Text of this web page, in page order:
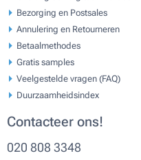
Bezorging en Postsales
Annulering en Retourneren
Betaalmethodes
Gratis samples
Veelgestelde vragen (FAQ)
Duurzaamheidsindex
Contacteer ons!
020 808 3348